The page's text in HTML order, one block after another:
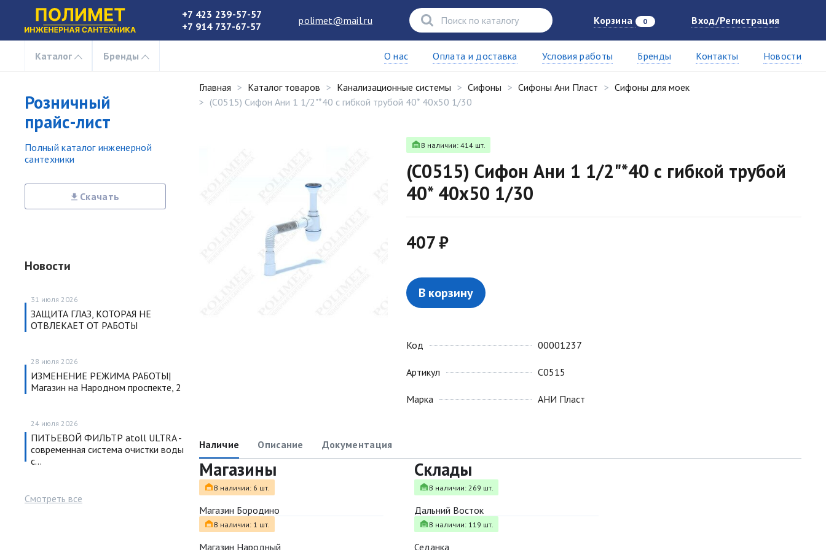
+7 423 239-57-57
+7 914 737-67-57
polimet@mail.ru Корзина 0 Вход/Регистрация
Каталог Бренды О нас Оплата и доставка Условия работы Бренды Контакты Новости
Розничный
прайс-лист
Полный каталог инженерной
сантехники
Скачать
Новости
31 июля 2026
ЗАЩИТА ГЛАЗ, КОТОРАЯ НЕ
ОТВЛЕКАЕТ ОТ РАБОТЫ
28 июля 2026
ИЗМЕНЕНИЕ РЕЖИМА РАБОТЫ|
Магазин на Народном проспекте, 2
24 июля 2026
ПИТЬЕВОЙ ФИЛЬТР atoll ULTRA -
современная система очистки воды
с…
Смотреть все
Главная Каталог товаров Канализационные системы Сифоны Сифоны Ани Пласт
Сифоны для моек
(C0515) Сифон Ани 1 1/2"*40 с гибкой трубой 40* 40х50 1/30
В наличии: 414 шт.
(C0515) Сифон Ани 1 1/2"*40 с гибкой трубой
40* 40х50 1/30
407 ₽
В корзину
Код
Артикул
Марка
00001237
C0515
АНИ Пласт
Наличие Описание Документация
Магазины
В наличии: 6 шт.
Магазин Бородино
В наличии: 1 шт.
Магазин Народный
Склады
В наличии: 269 шт.
Дальний Восток
В наличии: 119 шт.
Седанка